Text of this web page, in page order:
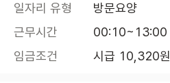
일자리 유형
방문요양
근무시간
00:10~13:00
임금조건
시급 10,320원